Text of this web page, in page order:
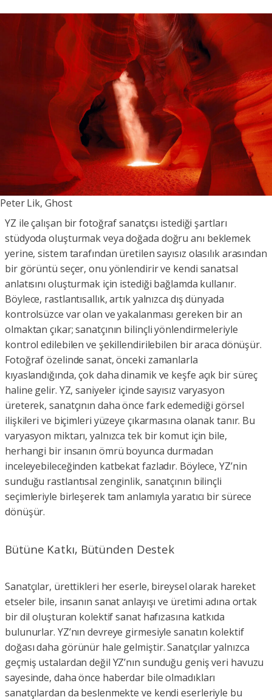
Peter Lik, Ghost
YZ ile çalışan bir fotoğraf sanatçısı istediği şartları
stüdyoda oluşturmak veya doğada doğru anı beklemek
yerine, sistem tarafından üretilen sayısız olasılık arasından
bir görüntü seçer, onu yönlendirir ve kendi sanatsal
anlatısını oluşturmak için istediği bağlamda kullanır.
Böylece, rastlantısallık, artık yalnızca dış dünyada
kontrolsüzce var olan ve yakalanması gereken bir an
olmaktan çıkar; sanatçının bilinçli yönlendirmeleriyle
kontrol edilebilen ve şekillendirilebilen bir araca dönüşür.
Fotoğraf özelinde sanat, önceki zamanlarla
kıyaslandığında, çok daha dinamik ve keşfe açık bir süreç
haline gelir. YZ, saniyeler içinde sayısız varyasyon
üreterek, sanatçının daha önce fark edemediği görsel
ilişkileri ve biçimleri yüzeye çıkarmasına olanak tanır. Bu
varyasyon miktarı, yalnızca tek bir komut için bile,
herhangi bir insanın ömrü boyunca durmadan
inceleyebileceğinden katbekat fazladır. Böylece, YZ’nin
sunduğu rastlantısal zenginlik, sanatçının bilinçli
seçimleriyle birleşerek tam anlamıyla yaratıcı bir sürece
dönüşür.
Bütüne Katkı, Bütünden Destek
Sanatçılar, ürettikleri her eserle, bireysel olarak hareket
etseler bile, insanın sanat anlayışı ve üretimi adına ortak
bir dil oluşturan kolektif sanat hafızasına katkıda
bulunurlar. YZ’nın devreye girmesiyle sanatın kolektif
doğası daha görünür hale gelmiştir. Sanatçılar yalnızca
geçmiş ustalardan değil YZ’nın sunduğu geniş veri havuzu
sayesinde, daha önce haberdar bile olmadıkları
sanatçılardan da beslenmekte ve kendi eserleriyle bu